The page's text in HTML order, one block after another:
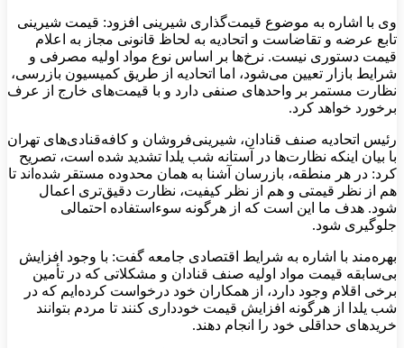
وی با اشاره به موضوع قیمت‌گذاری شیرینی افزود: قیمت شیرینی
تابع عرضه و تقاضاست و اتحادیه به لحاظ قانونی مجاز به اعلام
قیمت دستوری نیست. نرخ‌ها بر اساس نوع مواد اولیه مصرفی و
شرایط بازار تعیین می‌شود، اما اتحادیه از طریق کمیسیون بازرسی،
نظارت مستمر بر واحدهای صنفی دارد و با قیمت‌های خارج از عرف
برخورد خواهد کرد.
رئیس اتحادیه صنف قنادان، شیرینی‌فروشان و کافه‌قنادی‌های تهران
با بیان اینکه نظارت‌ها در آستانه شب یلدا تشدید شده است، تصریح
کرد: در هر منطقه، بازرسان آشنا به همان محدوده مستقر شده‌اند تا
هم از نظر قیمتی و هم از نظر کیفیت، نظارت دقیق‌تری اعمال
شود. هدف ما این است که از هرگونه سوءاستفاده احتمالی
جلوگیری شود.
بهره‌مند با اشاره به شرایط اقتصادی جامعه گفت: با وجود افزایش
بی‌سابقه قیمت مواد اولیه صنف قنادان و مشکلاتی که در تأمین
برخی اقلام وجود دارد، از همکاران خود درخواست کرده‌ایم که در
شب یلدا از هرگونه افزایش قیمت خودداری کنند تا مردم بتوانند
خریدهای حداقلی خود را انجام دهند.